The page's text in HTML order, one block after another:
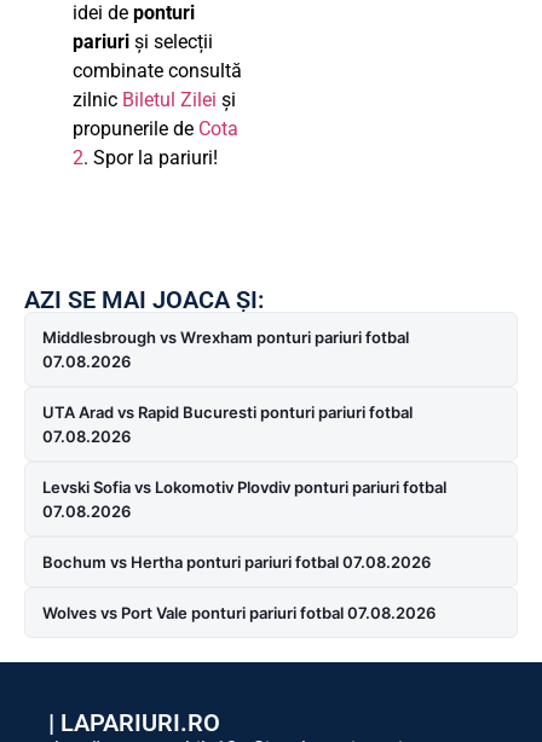
idei de ponturi
pariuri și selecții
combinate consultă
zilnic Biletul Zilei și
propunerile de Cota
2. Spor la pariuri!
AZI SE MAI JOACA ȘI:
Middlesbrough vs Wrexham ponturi pariuri fotbal
07.08.2026
UTA Arad vs Rapid Bucuresti ponturi pariuri fotbal
07.08.2026
Levski Sofia vs Lokomotiv Plovdiv ponturi pariuri fotbal
07.08.2026
Bochum vs Hertha ponturi pariuri fotbal 07.08.2026
Wolves vs Port Vale ponturi pariuri fotbal 07.08.2026
| LAPARIURI.RO